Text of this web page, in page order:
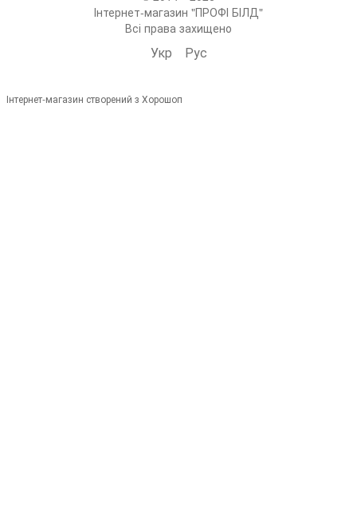
Інтернет-магазин "ПРОФІ БІЛД"
Всі права захищено
Укр Рус
Інтернет-магазин створений з Хорошоп